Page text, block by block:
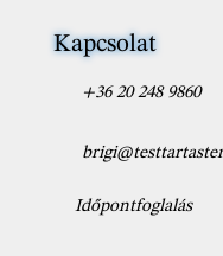
Kapcsolat
+36 20 248 9860
Időpontfoglalás